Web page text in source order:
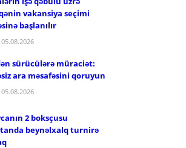
vakansiya seçimi
başlanılır
sürücülərə müraciət:
ara məsafəsini qoruyun
2 boksçusu
beynəlxalq turnirə